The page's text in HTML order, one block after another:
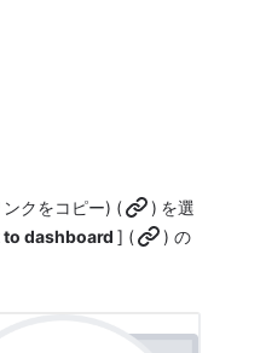
クをコピー) (
) を選
to dashboard ] (
) の